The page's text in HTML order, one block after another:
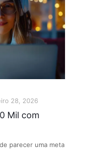
28, 2026
Mil com
parecer uma meta